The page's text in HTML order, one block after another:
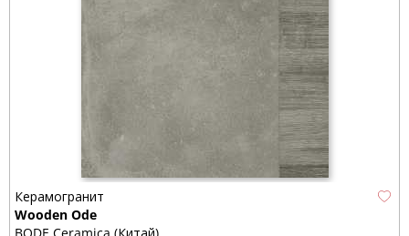
Керамогранит
Wooden Ode